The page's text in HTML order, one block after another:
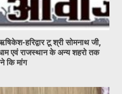
हरिद्वार टू श्री सोमनाथ जी,
एवं राजस्थान के अन्य शहरो तक
कि मांग